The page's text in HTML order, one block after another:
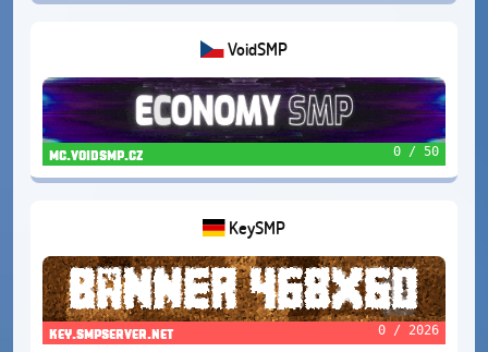
VoidSMP
mc.voidsmp.cz 0 / 50
KeySMP
key.smpserver.net 0 / 2026